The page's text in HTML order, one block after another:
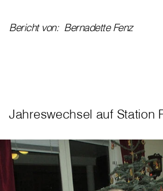
Bericht von: Bernadette Fenz
Jahreswechsel auf Station